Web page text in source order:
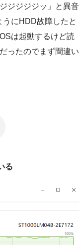
ジジジジッ」と異音
にHDD故障したと
は起動するけど読
ったのでまず間違い
る